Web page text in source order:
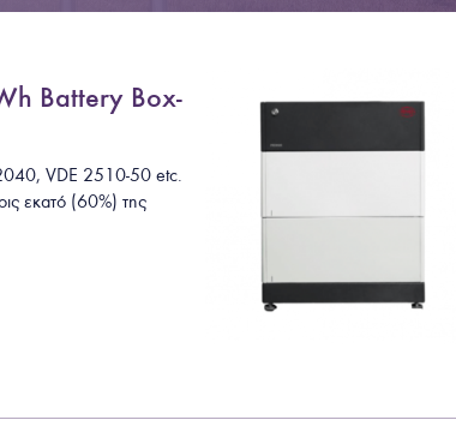
Battery Box-
VDE 2510-50etc.
εκατό (60%) της